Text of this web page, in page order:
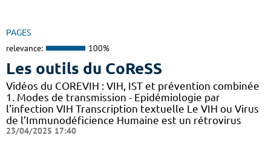
PAGES
relevance: 100%
Les outils du CoReSS
Vidéos du COREVIH : VIH, IST et prévention combinée
1. Modes de transmission - Epidémiologie par
l'infection VIH Transcription textuelle Le VIH ou Virus
de l’Immunodéficience Humaine est un rétrovirus
23/04/2025 17:40